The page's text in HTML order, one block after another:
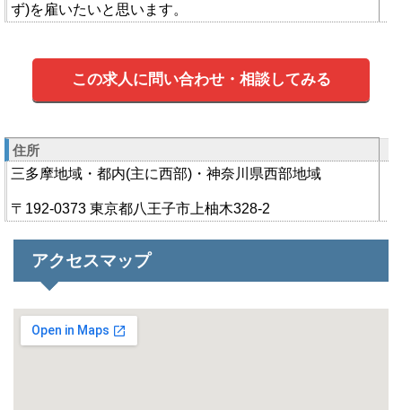
ず)を雇いたいと思います。
この求人に問い合わせ・相談してみる
住所
三多摩地域・都内(主に西部)・神奈川県西部地域
〒192-0373 東京都八王子市上柚木328-2
アクセスマップ